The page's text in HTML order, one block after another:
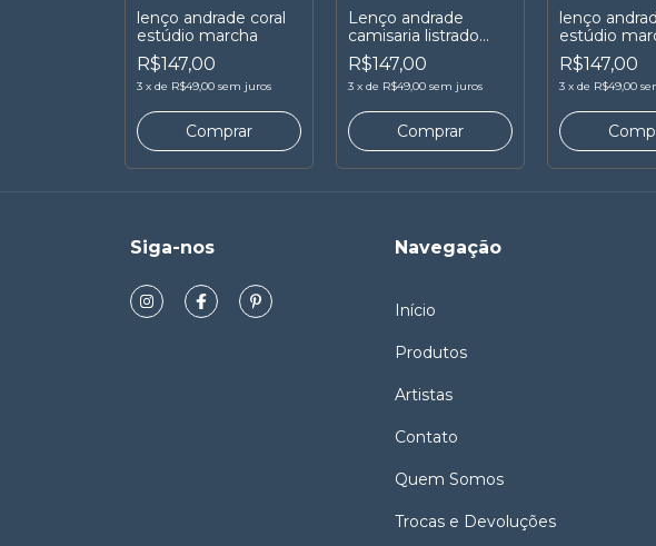
lenço andrade coral
estúdio marcha
R$147,00
3 x de R$49,00 sem juros
Lenço andrade
camisaria listrado
estúdio marcha
R$147,00
3 x de R$49,00 sem juros
lenço
estúdio
R$147,00
3 x de R$49,00
Siga-nos Navegação
Início
Produtos
Artistas
Contato
Quem Somos
Trocas e Devoluções